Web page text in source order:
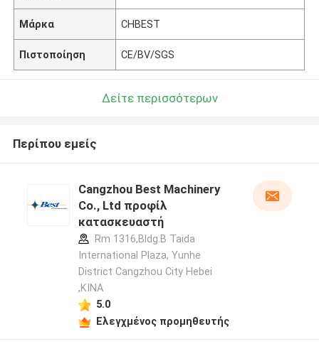
Μάρκα CHBEST
Πιστοποίηση CE/BV/SGS
Δείτε περισσότερων
Περίπου εμείς
Cangzhou Best Machinery
Co., Ltd προφίλ
κατασκευαστή
Rm 1316,Bldg.B Taida
International Plaza, Yunhe
District Cangzhou City Hebei
,ΚΙΝΑ
5.0
Ελεγχμένος προμηθευτής